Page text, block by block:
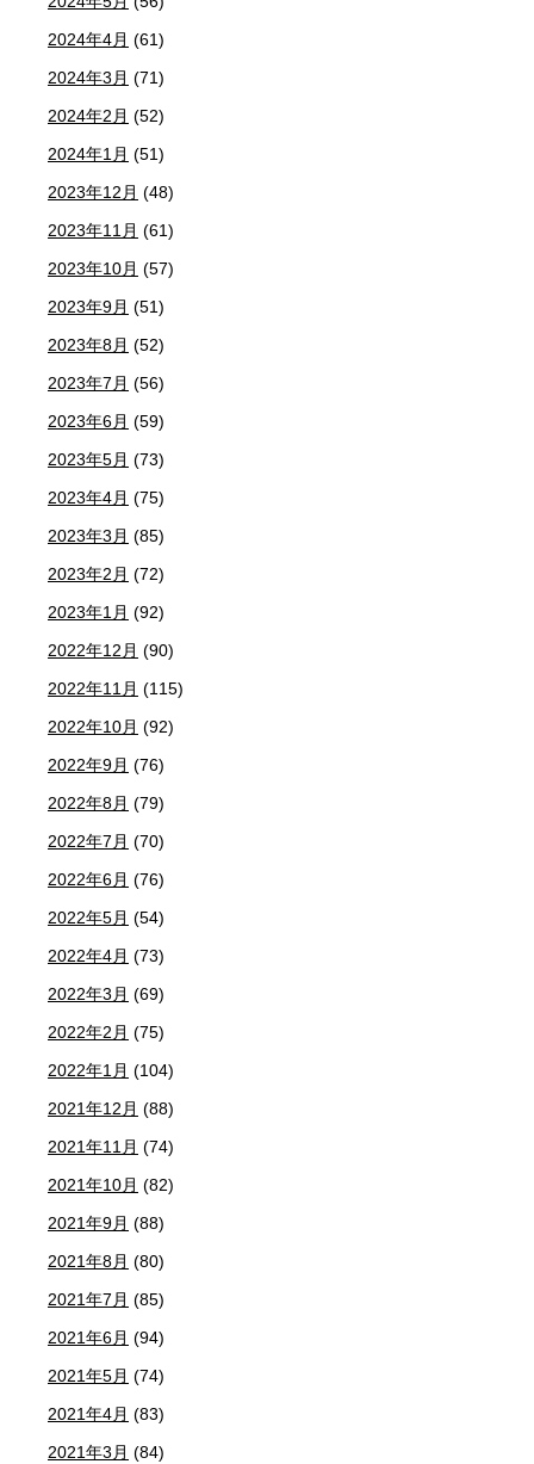
2024年4月 (61)
2024年3月 (71)
2024年2月 (52)
2024年1月 (51)
2023年12月 (48)
2023年11月 (61)
2023年10月 (57)
2023年9月 (51)
2023年8月 (52)
2023年7月 (56)
2023年6月 (59)
2023年5月 (73)
2023年4月 (75)
2023年3月 (85)
2023年2月 (72)
2023年1月 (92)
2022年12月 (90)
2022年11月 (115)
2022年10月 (92)
2022年9月 (76)
2022年8月 (79)
2022年7月 (70)
2022年6月 (76)
2022年5月 (54)
2022年4月 (73)
2022年3月 (69)
2022年2月 (75)
2022年1月 (104)
2021年12月 (88)
2021年11月 (74)
2021年10月 (82)
2021年9月 (88)
2021年8月 (80)
2021年7月 (85)
2021年6月 (94)
2021年5月 (74)
2021年4月 (83)
2021年3月 (84)